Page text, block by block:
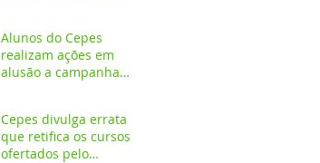
Alunos do Cepes
realizam ações em
alusão a campanha
Cepes divulga errata
que retifica os cursos
ofertados pelo